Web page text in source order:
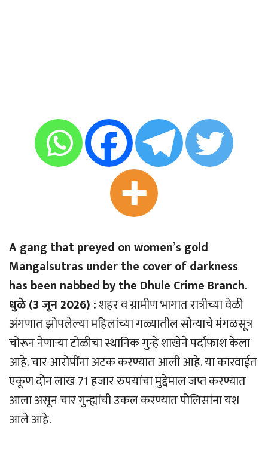
A gang that preyed on women’s gold
Mangalsutras under the cover of darkness
has been nabbed by the Dhule Crime Branch.
धुळे (3 जून 2026) :शहर व ग्रामीण भागात रात्रीच्या वेळी
अंगणात झोपलेल्या महिलांच्या गळ्यातील सोन्याचे मंगळसूत्र
चोरून नेणार्‍या टोळीचा स्थानिक गुन्हे शाखेने पर्दाफाश केला
आहे. चार आरोपींना अटक करण्यात आली आहे. या कारवाईत
एकूण दोन लाख 71 हजार रुपयांचा मुद्देमाल जप्त करण्यात
आला असून चार गुन्ह्यांची उकल करण्यात पोलिसांना यश
आले आहे.